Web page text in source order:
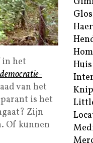
in het
van het
is het
Zijn
Of kunnen